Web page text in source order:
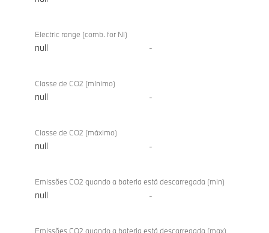
Electric range (comb. for NI)
null -
Classe de CO2 (mínimo)
null -
Classe de CO2 (máximo)
null -
Emissões CO2 quando a bateria está descarregada (min)
null -
Emissões CO2 quando a bateria está descarregada (max)